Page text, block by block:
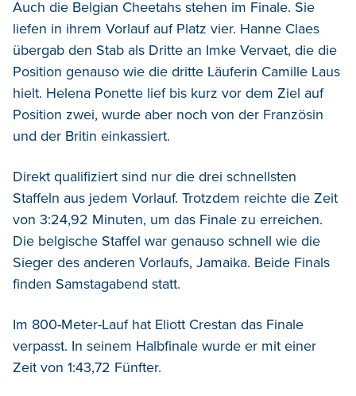
Auch die Belgian Cheetahs stehen im Finale. Sie
liefen in ihrem Vorlauf auf Platz vier. Hanne Claes
übergab den Stab als Dritte an Imke Vervaet, die die
Position genauso wie die dritte Läuferin Camille Laus
hielt. Helena Ponette lief bis kurz vor dem Ziel auf
Position zwei, wurde aber noch von der Französin
und der Britin einkassiert.
Direkt qualifiziert sind nur die drei schnellsten
Staffeln aus jedem Vorlauf. Trotzdem reichte die Zeit
von 3:24,92 Minuten, um das Finale zu erreichen.
Die belgische Staffel war genauso schnell wie die
Sieger des anderen Vorlaufs, Jamaika. Beide Finals
finden Samstagabend statt.
Im 800-Meter-Lauf hat Eliott Crestan das Finale
verpasst. In seinem Halbfinale wurde er mit einer
Zeit von 1:43,72 Fünfter.